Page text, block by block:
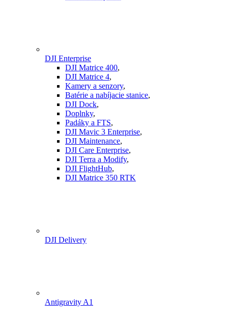
DJI Enterprise
DJI Matrice 400,
DJI Matrice 4,
Kamery a senzory,
Batérie a nabíjacie stanice,
DJI Dock,
Doplnky,
Padáky a FTS,
DJI Mavic 3 Enterprise,
DJI Maintenance,
DJI Care Enterprise,
DJI Terra a Modify,
DJI FlightHub,
DJI Matrice 350 RTK
DJI Delivery
Antigravity A1